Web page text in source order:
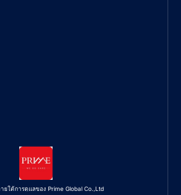
ยใต้การดูแลของ Prime Global Co.,Ltd